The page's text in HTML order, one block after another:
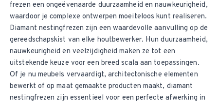
frezen een ongeëvenaarde duurzaamheid en nauwkeurigheid,
waardoor je complexe ontwerpen moeiteloos kunt realiseren.
Diamant nestingfrezen zijn een waardevolle aanvulling op de
gereedschapskist van elke houtbewerker. Hun duurzaamheid,
nauwkeurigheid en veelzijdigheid maken ze tot een
uitstekende keuze voor een breed scala aan toepassingen.
Of je nu meubels vervaardigt, architectonische elementen
bewerkt of op maat gemaakte producten maakt, diamant
nestingfrezen zijn essentieel voor een perfecte afwerking in